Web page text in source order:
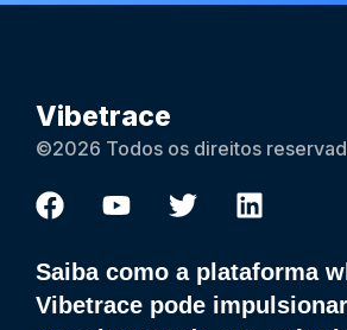
Vibetrace
©2026 Todos os direitos
Saiba como a plataforma
Vibetrace pode